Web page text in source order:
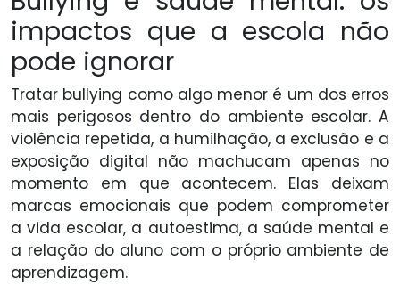
impactos que a escola não
pode ignorar
Tratar bullying como algo menor é um dos erros
mais perigosos dentro do ambiente escolar. A
violência repetida, a humilhação, a exclusão e a
exposição digital não machucam apenas no
momento em que acontecem. Elas deixam
marcas emocionais que podem comprometer
a vida escolar, a autoestima, a saúde mental e
a relação do aluno com o próprio ambiente de
aprendizagem.